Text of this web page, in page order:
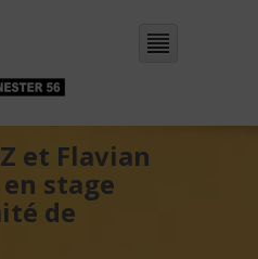
et Flavian
en stage
de